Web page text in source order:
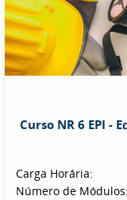
Curso NR 6 EPI -
Carga Horária:
Número de Módulos: